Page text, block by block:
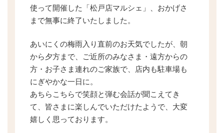
使って開催した「松戸店マルシェ」、おかげさ
まで無事に終了いたしました。
あいにくの梅雨入り直前のお天気でしたが、朝
から夕方まで、ご近所のみなさま・遠方からの
方・お子さま連れのご家族で、店内も駐車場も
にぎやかな一日に。
あちらこちらで笑顔と弾む会話が聞こえてき
て、皆さまに楽しんでいただけたようで、大変
嬉しく思っております。